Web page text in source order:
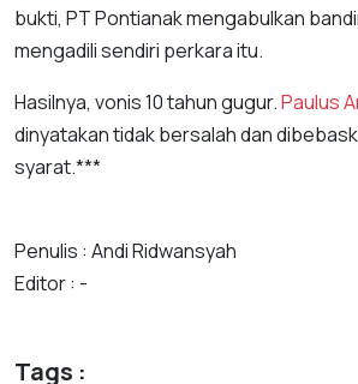
bukti, PT Pontianak mengabulkan
mengadili sendiri perkara itu.
Hasilnya, vonis 10 tahun gugur.Paulus
dinyatakan tidak bersalah dan
syarat.***
Penulis : Andi Ridwansyah
Editor : -
Tags :